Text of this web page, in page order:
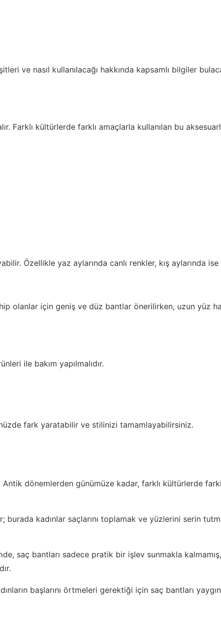
ve nasıl kullanılacağı hakkında kapsamlı bilgiler
Farklı kültürlerde farklı amaçlarla kullanılan bu
Özellikle yaz aylarında canlı renkler, kış aylarında
olanlar için geniş ve düz bantlar önerilirken, uzun yüz
ile bakım yapılmalıdır.
fark yaratabilir ve stilinizi tamamlayabilirsiniz.
dönemlerden günümüze kadar, farklı kültürlerde
burada kadınlar saçlarını toplamak ve yüzlerini serin
saç bantları sadece pratik bir işlev sunmakla
başlarını örtmeleri gerektiği için saç bantları